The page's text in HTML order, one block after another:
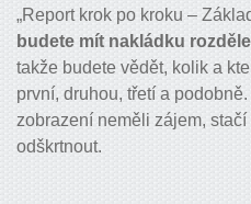
„Report krok po kroku –
budete mít nakládku
takže budete vědět, kolik a
první, druhou, třetí a
zobrazení neměli zájem,
odškrtnout.